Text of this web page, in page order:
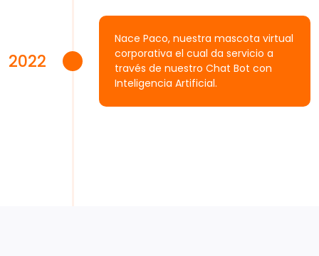
Nace Paco, nuestra mascota virtual
corporativa el cual da servicio a
través de nuestro Chat Bot con
Inteligencia Artificial.
2022